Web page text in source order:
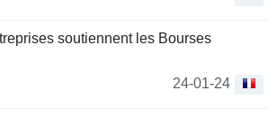
soutiennent les Bourses
24-01-24